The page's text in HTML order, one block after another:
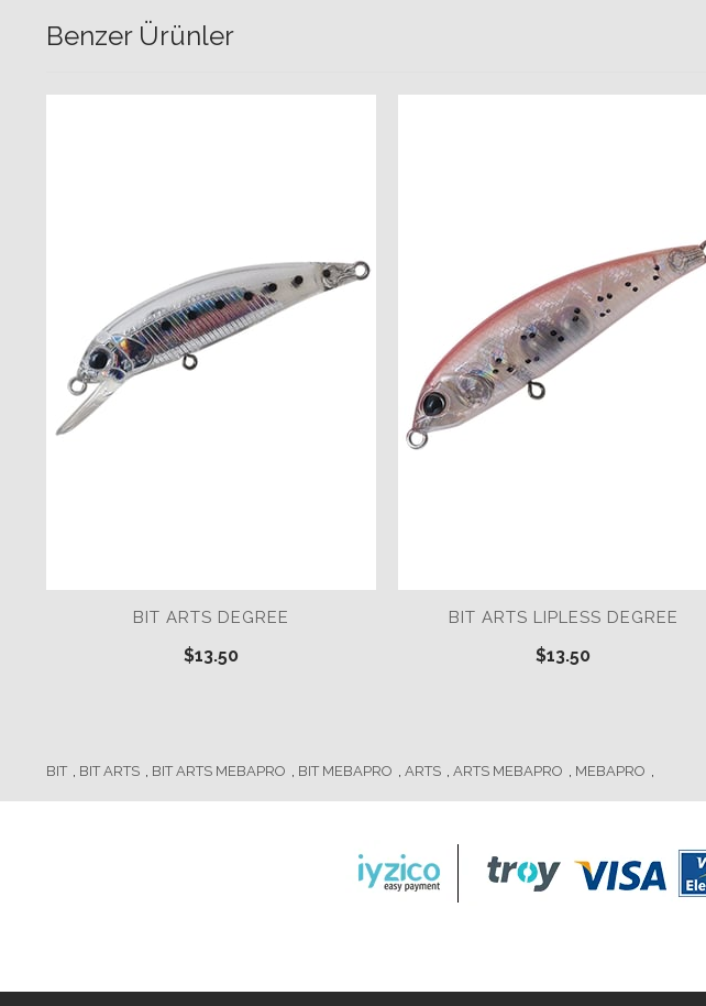
Benzer Ürünler
BIT ARTS DEGREE
$13.50
BIT ARTS LIPLESS DEGREE
$13.50
BIT , BIT ARTS , BIT ARTS MEBAPRO , BIT MEBAPRO , ARTS , ARTS MEBAPRO , MEBAPRO ,